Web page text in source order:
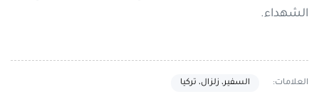
الشهداء.
العلامات: السفير، زلزال، تركيا